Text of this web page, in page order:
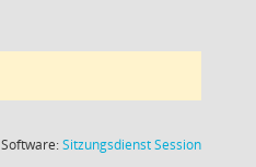
Software:SitzungsdienstSession(Wird in